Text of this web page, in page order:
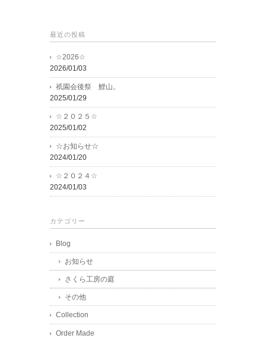
最近の投稿
☆2026☆
2026/01/03
祇園会後祭 鯉山。
2025/01/29
☆２０２５☆
2025/01/02
☆お知らせ☆
2024/01/20
☆２０２４☆
2024/01/03
カテゴリー
Blog
お知らせ
さくら工房の庭
その他
Collection
Order Made